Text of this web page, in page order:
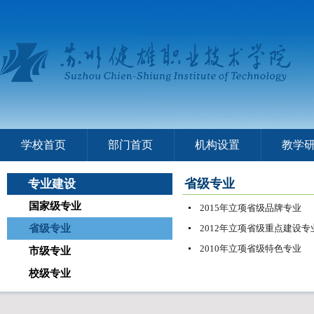
学校首页 部门首页 机构设置 教学
专业建设
国家级专业
省级专业
市级专业
校级专业
省级专业
2015年立项省级品牌专业
2012年立项省级重点建设专
2010年立项省级特色专业